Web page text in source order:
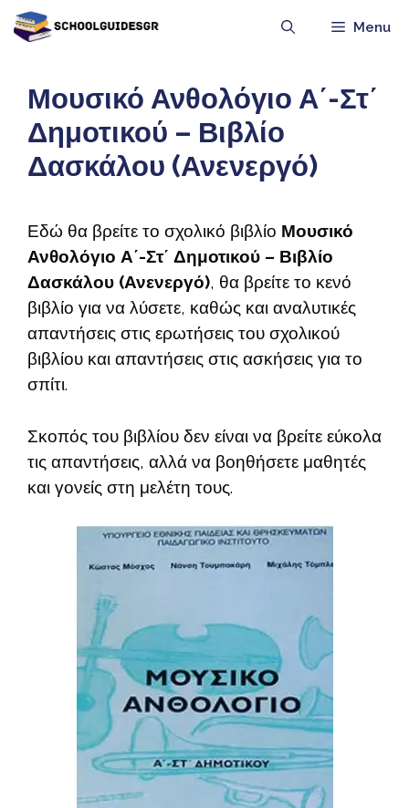
Μετάβαση
σε
Menu
Μουσικό Ανθολόγιο Α΄-Στ΄
Δημοτικού – Βιβλίο
Δασκάλου (Ανενεργό)
Εδώ θα βρείτε το σχολικό βιβλίο Μουσικό
Ανθολόγιο Α΄-Στ΄ Δημοτικού – Βιβλίο
Δασκάλου (Ανενεργό), θα βρείτε το κενό
βιβλίο για να λύσετε, καθώς και αναλυτικές
απαντήσεις στις ερωτήσεις του σχολικού
βιβλίου και απαντήσεις στις ασκήσεις για το
σπίτι.
Σκοπός του βιβλίου δεν είναι να βρείτε εύκολα
τις απαντήσεις, αλλά να βοηθήσετε μαθητές
και γονείς στη μελέτη τους.